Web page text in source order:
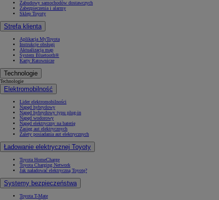
Zabudowy samochodów dostawczych
Zabezpieczenia i alarmy
Sklep Toyoty
Strefa klienta
Aplikacja MyToyota
Instrukcje obsługi
Aktualizacja map
System Bluetooth®
Karty Ratownicze
Technologie
Technologie
Elektromobilność
Lider elektromobilności
Napęd hybrydowy
Napęd hybrydowy typu plug-in
Napęd wodorowy
Napęd elektryczny na baterię
Zasięg aut elektrycznych
Zalety posiadania aut elektrycznych
Ładowanie elektrycznej Toyoty
Toyota HomeCharge
Toyota Charging Network
Jak naładować elektryczną Toyotę?
Systemy bezpieczeństwa
Toyota T-Mate